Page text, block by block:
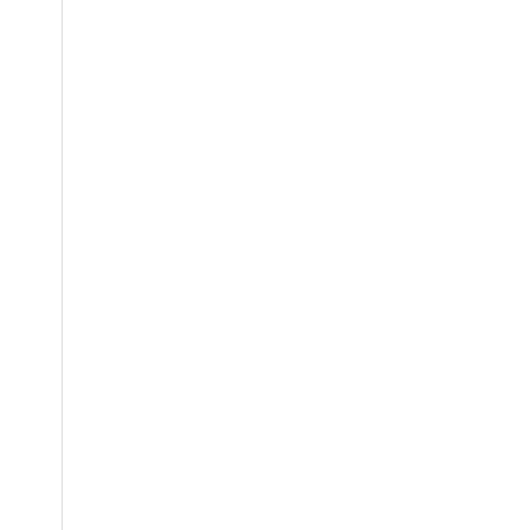
en Twitter
Brasil en Instagram
País Brasil en Facebook